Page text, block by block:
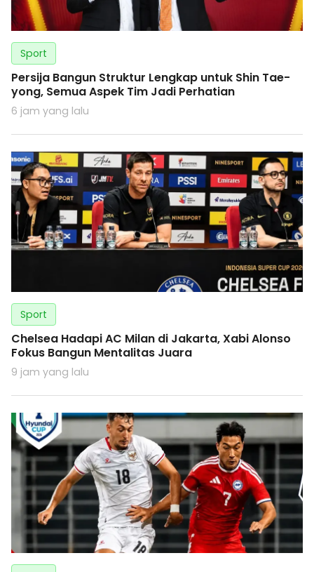
Sport
Persija Bangun Struktur Lengkap untuk Shin Tae-
yong, Semua Aspek Tim Jadi Perhatian
6 jam yang lalu
Sport
Chelsea Hadapi AC Milan di Jakarta, Xabi Alonso
Fokus Bangun Mentalitas Juara
9 jam yang lalu